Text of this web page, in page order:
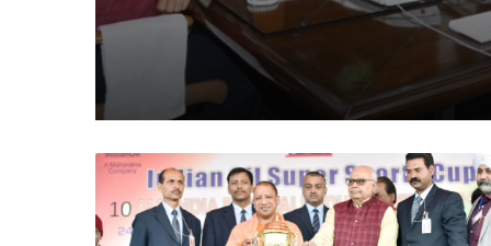
2 days ago
मुख्य सचिव ने स्वतंत्रता दिवस समारोह-2026 की
3 days ago
छात्रवृत्ति योजना का समयबद्ध एवं पारदर्शी